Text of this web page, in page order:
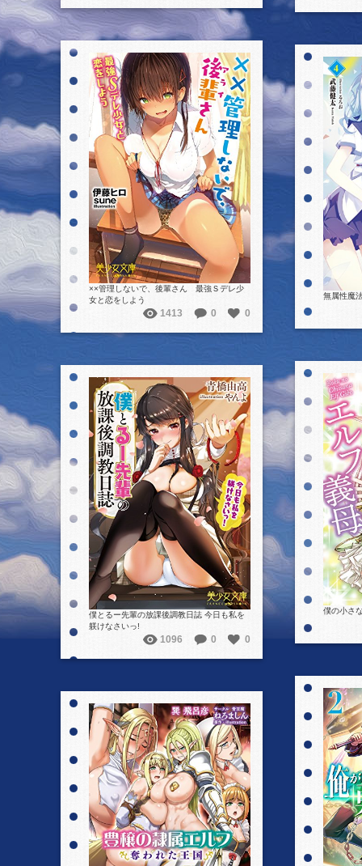
詳細を見る
××管理しないで、後輩さん 最強Ｓデレ少
女と恋をしよう
1413 0 0
無属性魔
僕の小さ
詳細を見る
僕とるー先輩の放課後調教日誌 今日も私を
躾けなさいっ!
1096 0 0
詳細を見る